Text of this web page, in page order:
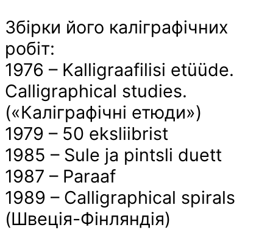
Збірки його каліграфічних
робіт:
1976 – Kalligraafilisi etüüde.
Calligraphical studies.
(«Каліграфічні етюди»)
1979 – 50 eksliibrist
1985 – Sule ja pintsli duett
1987 – Paraaf
1989 – Calligraphical spirals
(Швеція-Фінляндія)